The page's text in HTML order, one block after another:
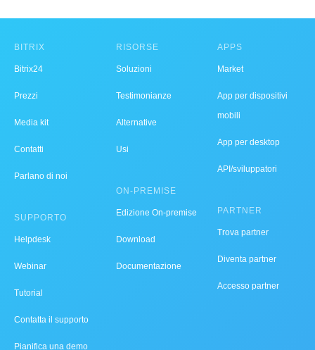
BITRIX
Bitrix24
Prezzi
Media kit
Contatti
Parlano di noi
SUPPORTO
Helpdesk
Webinar
Tutorial
Contatta il supporto
Pianifica una demo
RISORSE
Soluzioni
Testimonianze
Alternative
Usi
ON-PREMISE
Edizione On-premise
Download
Documentazione
APPS
Market
App per dispositivi
mobili
App per desktop
API/sviluppatori
PARTNER
Trova partner
Diventa partner
Accesso partner